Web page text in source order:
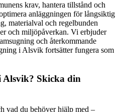
krav, hantera tillstånd och
anläggningen för långsiktig
materialval och regelbunden
och miljöpåverkan. Vi erbjuder
och återkommande
i Alsvik fortsätter fungera som
Alsvik? Skicka din
vad du behöver hjälp med –